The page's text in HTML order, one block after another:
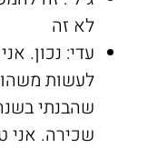
לא זה
עדי: נכון.
לעשות
שהבנתי